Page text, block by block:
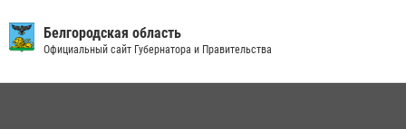
беседу по профилактике аварийности
09 июля 2026, 10:07
Белгородская область
Официальный сайт Губернатора и Правительства